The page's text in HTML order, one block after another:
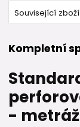
Související zboží
Kompletní
- metráž